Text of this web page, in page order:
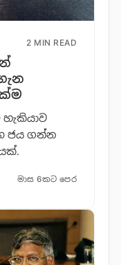
2 MIN READ
ජය ගන්න
මාස 6කට පෙර